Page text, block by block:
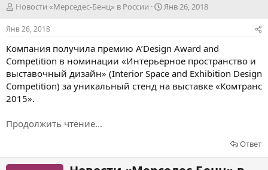
А
в
т
о
р
т
е
ы
Новости «Мерседес-Бенц» в России
Д
а
а
н
а
ч
л
Янв 26, 2018
Янв 26, 2018
Компания получила премию A’Design Award and
Competition в номинации «Интерьерное пространство и
выставочный дизайн» (Interior Space and Exhibition Design
Competition) за уникальный стенд на выставке «Комтранс
2015».
Продолжить чтение...
Ответ
Н